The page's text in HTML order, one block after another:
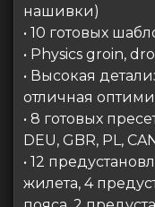
нашивки)
• 10 готовых
• Physics groin,
• Высокая
отличная
• 8 готовых
DEU, GBR, PL,
• 12
жилета, 4